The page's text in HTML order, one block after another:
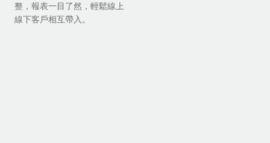
整，報表一目了然，輕鬆線上
線下客戶相互帶入。